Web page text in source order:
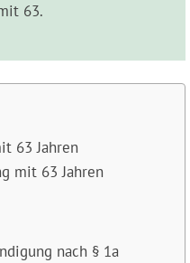
63.
63 Jahren
mit 63 Jahren
nach § 1a